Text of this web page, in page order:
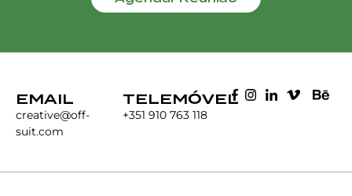
EMAIL
creative@off-
suit.com
TELEMÓVEL
+351 910 763 118